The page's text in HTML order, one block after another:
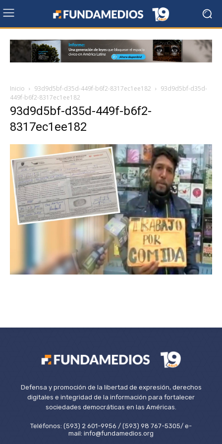
Inicio 93d9d5bf-d35d-449f-b6f2-8317ec1ee182
93d9d5bf-d35d-
449f-b6f2-8317ec1ee182
93d9d5bf-d35d-449f-b6f2-
8317ec1ee182
Defensa y promoción de la libertad de expresión, derechos
digitales e integridad de la información para fortalecer
sociedades democráticas en las Américas.
Teléfonos: (593) 2 601-9956 / (593) 98 767-5305/ e-
mail: info@fundamedios.org